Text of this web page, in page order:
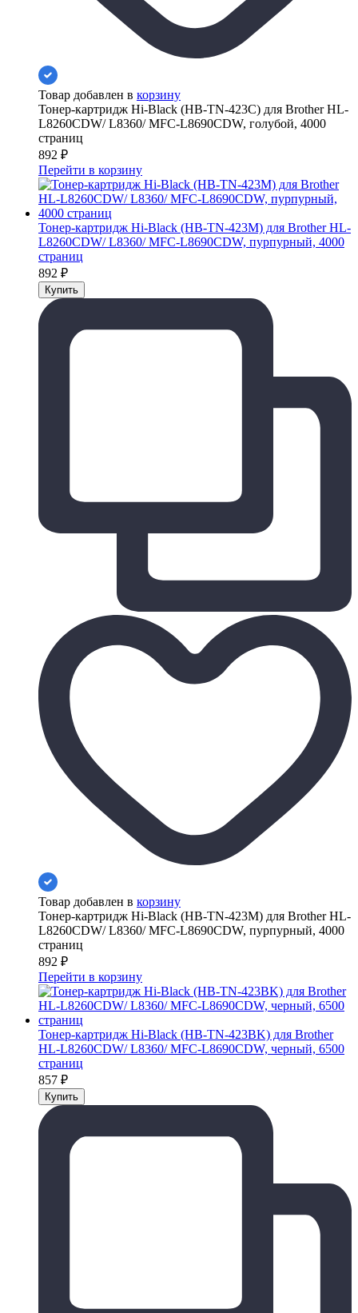
Товар добавлен в корзину
Тонер-картридж Hi-Black (HB-TN-423C) для Brother HL-
L8260CDW/ L8360/ MFC-L8690CDW, голубой, 4000
страниц
892 ₽
Перейти в корзину
Тонер-картридж Hi-Black (HB-TN-423M) для Brother HL-
L8260CDW/ L8360/ MFC-L8690CDW, пурпурный, 4000
страниц
892 ₽
Товар добавлен в корзину
Тонер-картридж Hi-Black (HB-TN-423M) для Brother HL-
L8260CDW/ L8360/ MFC-L8690CDW, пурпурный, 4000
страниц
892 ₽
Перейти в корзину
Тонер-картридж Hi-Black (HB-TN-423BK) для Brother
HL-L8260CDW/ L8360/ MFC-L8690CDW, черный, 6500
страниц
857 ₽